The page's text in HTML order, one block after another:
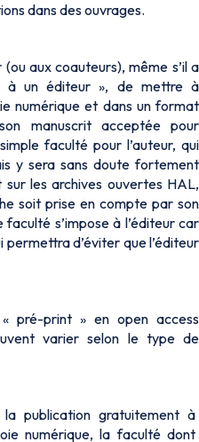
dans des ouvrages.
aux coauteurs), même s’il a
à un éditeur », de mettre à
numérique et dans un format
manuscrit acceptée pour
faculté pour l’auteur, qui
y sera sans doute fortement
les archives ouvertes HAL,
soit prise en compte par son
s’impose à l’éditeur car
d’éviter que l’éditeur
pré-print »en open access
varier selon le type de
publication gratuitement à
numérique, la faculté dont